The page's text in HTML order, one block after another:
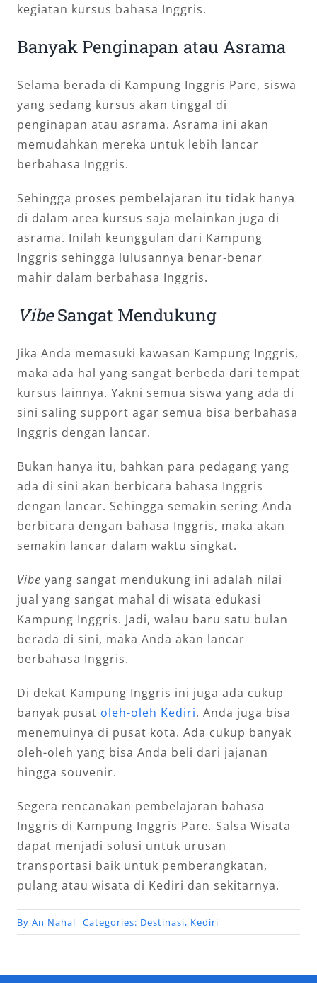
kegiatan kursus bahasa Inggris.
Banyak Penginapan atau Asrama
Selama berada di Kampung Inggris Pare, siswa
yang sedang kursus akan tinggal di
penginapan atau asrama. Asrama ini akan
memudahkan mereka untuk lebih lancar
berbahasa Inggris.
Sehingga proses pembelajaran itu tidak hanya
di dalam area kursus saja melainkan juga di
asrama. Inilah keunggulan dari Kampung
Inggris sehingga lulusannya benar-benar
mahir dalam berbahasa Inggris.
VibeSangat Mendukung
Jika Anda memasuki kawasan Kampung Inggris,
maka ada hal yang sangat berbeda dari tempat
kursus lainnya. Yakni semua siswa yang ada di
sini saling support agar semua bisa berbahasa
Inggris dengan lancar.
Bukan hanya itu, bahkan para pedagang yang
ada di sini akan berbicara bahasa Inggris
dengan lancar. Sehingga semakin sering Anda
berbicara dengan bahasa Inggris, maka akan
semakin lancar dalam waktu singkat.
Vibe yang sangat mendukung ini adalah nilai
jual yang sangat mahal di wisata edukasi
Kampung Inggris. Jadi, walau baru satu bulan
berada di sini, maka Anda akan lancar
berbahasa Inggris.
Di dekat Kampung Inggris ini juga ada cukup
banyak pusat oleh-oleh Kediri. Anda juga bisa
menemuinya di pusat kota. Ada cukup banyak
oleh-oleh yang bisa Anda beli dari jajanan
hingga souvenir.
Segera rencanakan pembelajaran bahasa
Inggris di Kampung Inggris Pare. Salsa Wisata
dapat menjadi solusi untuk urusan
transportasi baik untuk pemberangkatan,
pulang atau wisata di Kediri dan sekitarnya.
By An Nahal Categories: Destinasi, Kediri